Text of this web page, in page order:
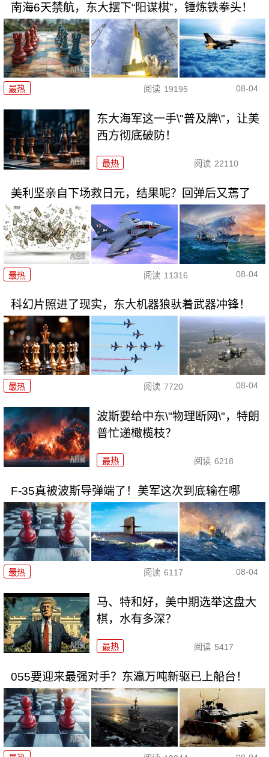
南海6天禁航，东大摆下“阳谋棋”，锤炼铁拳头！
最热 阅读 19195 08-04
东大海军这一手\"普及牌\"，让美
西方彻底破防！
最热 阅读 22110
美利坚亲自下场救日元，结果呢？回弹后又蔫了
最热 阅读 11316 08-04
科幻片照进了现实，东大机器狼驮着武器冲锋！
最热 阅读 7720 08-04
波斯要给中东\"物理断网\"，特朗
普忙递橄榄枝？
最热 阅读 6218
F-35真被波斯导弹端了！美军这次到底输在哪
最热 阅读 6117 08-04
马、特和好，美中期选举这盘大
棋，水有多深？
最热 阅读 5417
055要迎来最强对手？东瀛万吨新驱已上船台！